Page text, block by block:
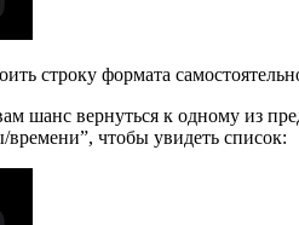
строку формата
шанс вернуться к одному из
чтобы увидеть список: